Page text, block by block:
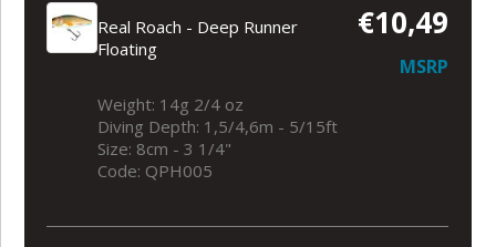
Real Roach - Deep Runner
Floating
€10,49
MSRP
Weight: 14g 2/4 oz
Diving Depth: 1,5/4,6m - 5/15ft
Size: 8cm - 3 1/4"
Code: QPH005